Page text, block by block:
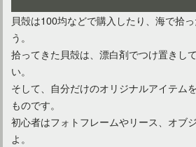
貝殻は100均などで購入したり、海で拾
う。
拾ってきた貝殻は、漂白剤でつけ置きし
い。
そして、自分だけのオリジナルアイテム
ものです。
初心者はフォトフレームやリース、オブ
よ。